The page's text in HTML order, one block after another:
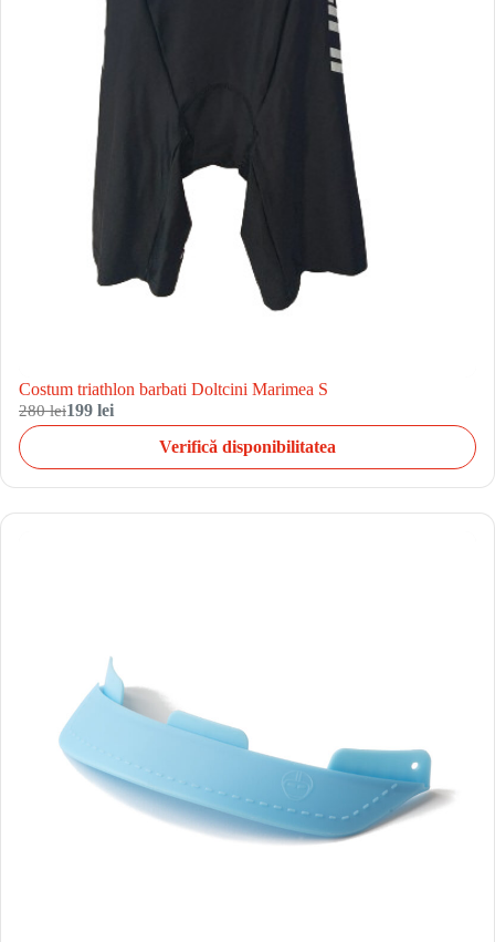
Costum triathlon barbati Doltcini Marimea S
280 lei199 lei
Verifică disponibilitatea